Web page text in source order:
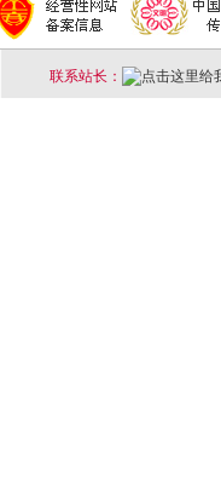
联系站长：